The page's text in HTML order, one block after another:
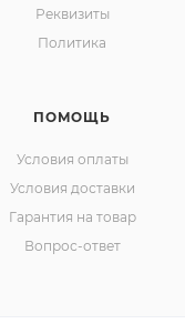
Реквизиты
Политика
ПОМОЩЬ
Условия оплаты
Условия доставки
Гарантия на товар
Вопрос-ответ